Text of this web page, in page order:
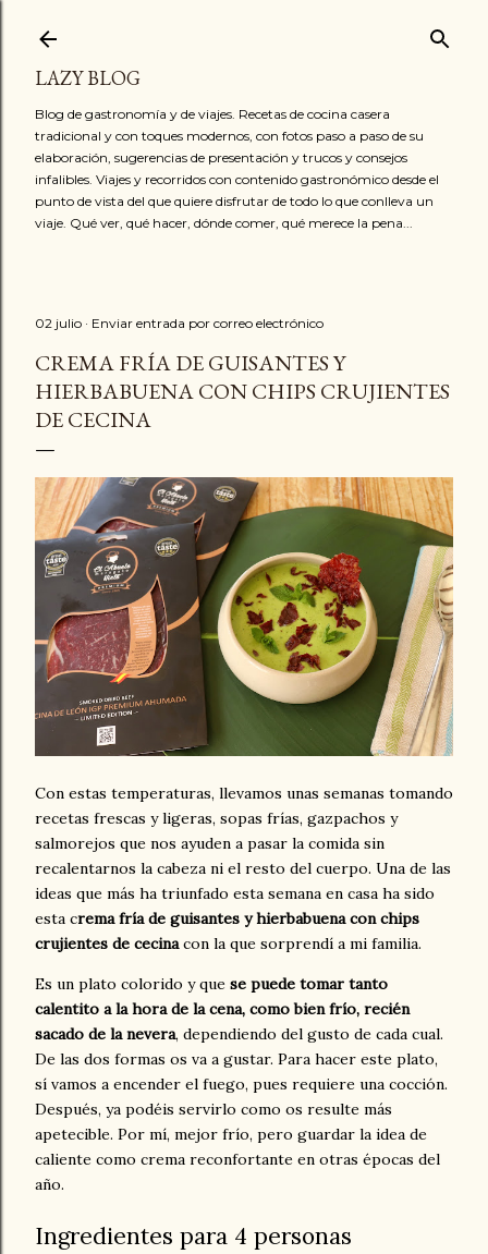
LAZY BLOG
Blog de gastronomía y de viajes. Recetas de cocina casera
tradicional y con toques modernos, con fotos paso a paso de su
elaboración, sugerencias de presentación y trucos y consejos
infalibles. Viajes y recorridos con contenido gastronómico desde el
punto de vista del que quiere disfrutar de todo lo que conlleva un
viaje. Qué ver, qué hacer, dónde comer, qué merece la pena...
02 julio Enviar entrada por correo electrónico
CREMA FRÍA DE GUISANTES Y
HIERBABUENA CON CHIPS CRUJIENTES
DE CECINA
Con estas temperaturas, llevamos unas semanas tomando
recetas frescas y ligeras, sopas frías, gazpachos y
salmorejos que nos ayuden a pasar la comida sin
recalentarnos la cabeza ni el resto del cuerpo. Una de las
ideas que más ha triunfado esta semana en casa ha sido
esta crema fría de guisantes y hierbabuena con chips
crujientes de cecinacon la que sorprendí a mi familia.
Es un plato colorido y que se puede tomar tanto
calentito a la hora de la cena, como bien frío, recién
sacado de la nevera, dependiendo del gusto de cada cual.
De las dos formas os va a gustar. Para hacer este plato,
sí vamos a encender el fuego, pues requiere una cocción.
Después, ya podéis servirlo como os resulte más
apetecible. Por mí, mejor frío, pero guardar la idea de
caliente como crema reconfortante en otras épocas del
año.
Ingredientes para 4 personas